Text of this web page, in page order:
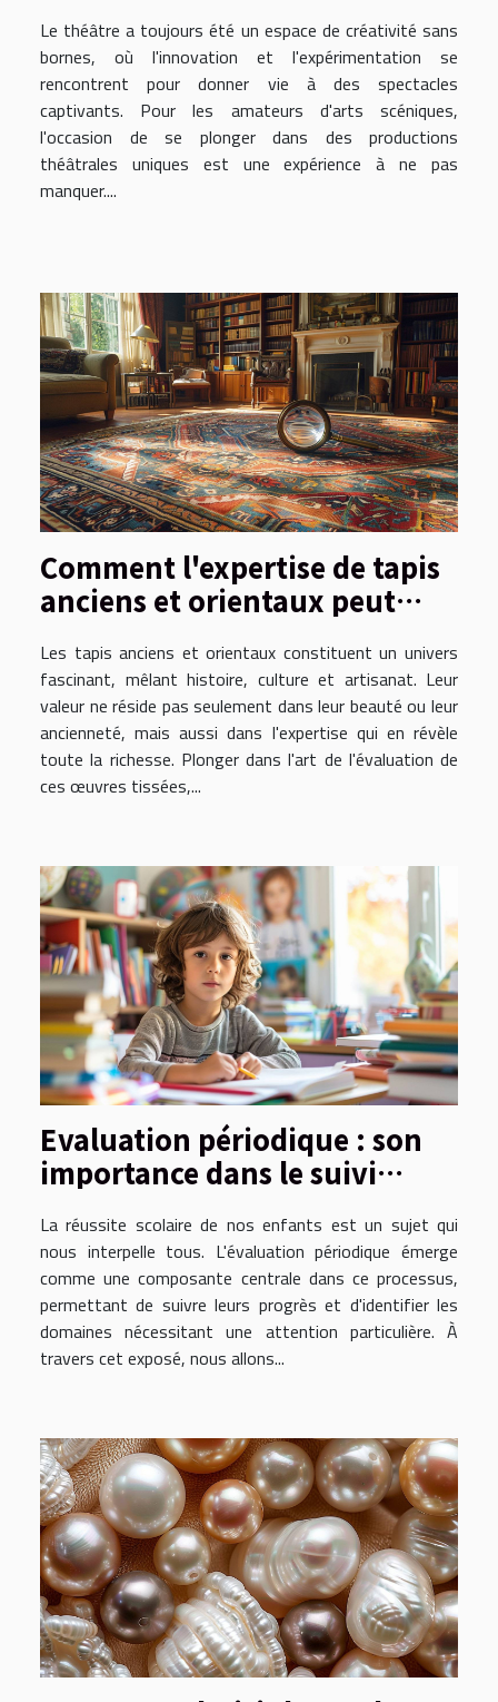
Le théâtre a toujours été un espace de créativité sans
bornes, où l'innovation et l'expérimentation se
rencontrent pour donner vie à des spectacles
captivants. Pour les amateurs d'arts scéniques,
l'occasion de se plonger dans des productions
théâtrales uniques est une expérience à ne pas
manquer....
Comment l'expertise de tapis
anciens et orientaux peut
Les tapis anciens et orientaux constituent un univers
fascinant, mêlant histoire, culture et artisanat. Leur
valeur ne réside pas seulement dans leur beauté ou leur
ancienneté, mais aussi dans l'expertise qui en révèle
toute la richesse. Plonger dans l'art de l'évaluation de
ces œuvres tissées,...
Evaluation périodique : son
importance dans le suivi
La réussite scolaire de nos enfants est un sujet qui
nous interpelle tous. L'évaluation périodique émerge
comme une composante centrale dans ce processus,
permettant de suivre leurs progrès et d'identifier les
domaines nécessitant une attention particulière. À
travers cet exposé, nous allons...